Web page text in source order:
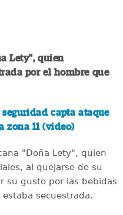
Lety", quien
por el hombre que
seguridad capta ataque
zona 11 (video)
"Doña Lety", quien
al quejarse de su
su gusto por las bebidas
secuestrada.